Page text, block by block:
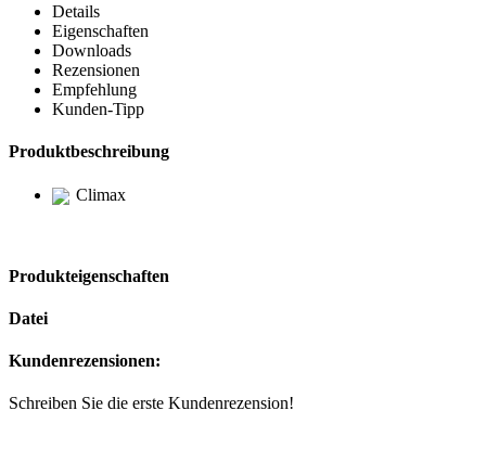
Details
Eigenschaften
Downloads
Rezensionen
Empfehlung
Kunden-Tipp
Produktbeschreibung
Climax
Produkteigenschaften
Datei
Kundenrezensionen:
Schreiben Sie die erste Kundenrezension!